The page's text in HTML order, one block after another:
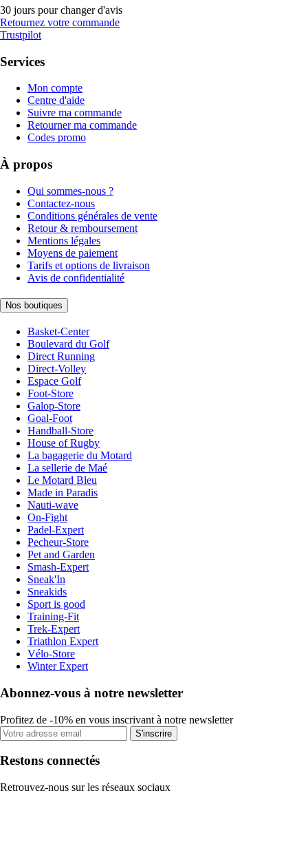
30 jours pour changer d'avis
Retournez votre commande
Trustpilot
Services
Mon compte
Centre d'aide
Suivre ma commande
Retourner ma commande
Codes promo
À propos
Qui sommes-nous ?
Contactez-nous
Conditions générales de vente
Retour & remboursement
Mentions légales
Moyens de paiement
Tarifs et options de livraison
Avis de confidentialité
Nos boutiques
Basket-Center
Boulevard du Golf
Direct Running
Direct-Volley
Espace Golf
Foot-Store
Galop-Store
Goal-Foot
Handball-Store
House of Rugby
La bagagerie du Motard
La sellerie de Maé
Le Motard Bleu
Made in Paradis
Nauti-wave
On-Fight
Padel-Expert
Pecheur-Store
Pet and Garden
Smash-Expert
Sneak'In
Sneakids
Sport is good
Training-Fit
Trek-Expert
Triathlon Expert
Vélo-Store
Winter Expert
Abonnez-vous à notre newsletter
Profitez de -10% en vous inscrivant à notre newsletter
S'inscrire
Restons connectés
Retrouvez-nous sur les réseaux sociaux